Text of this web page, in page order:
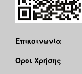
Επικοινωνία
Όροι Χρήσης